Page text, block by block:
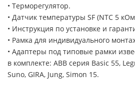
• Терморегулятор.
• Датчик температуры SF (NTС 5
• Инструкция по установке и
• Рамка для индивидуального
• Адаптеры под типовые рамки
в комплекте: ABB серия Basic 55,
Suno, GIRA, Jung, Simon 15.